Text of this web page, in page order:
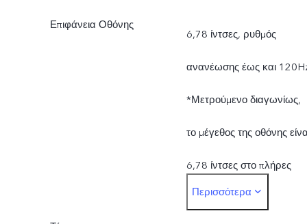
Επιφάνεια Οθόνης
6,78 ίντσες, ρυθμός
ανανέωσης έως και
*Μετρούμενο διαγωνίως,
το μέγεθος της οθόνης
6,78 ίντσες στο πλήρες
ορθογώνιο. Η πραγματική
Περισσότερα